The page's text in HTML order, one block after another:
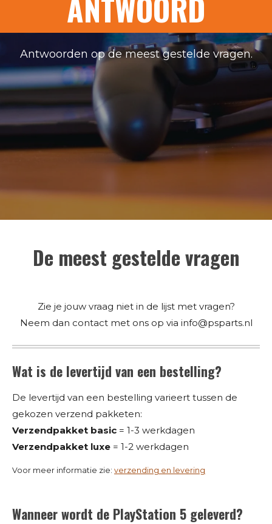
Antwoorden op de meest gestelde vragen.
De meest gestelde vragen
Zie je jouw vraag niet in de lijst met vragen?
Neem dan contact met ons op via info@psparts.nl
Wat is de levertijd van een bestelling?
De levertijd van een bestelling varieert tussen de
gekozen verzend pakketen:
Verzendpakket basic = 1-3 werkdagen
Verzendpakket luxe = 1-2 werkdagen
Voor meer informatie zie: verzending en levering
Wanneer wordt de PlayStation 5 geleverd?